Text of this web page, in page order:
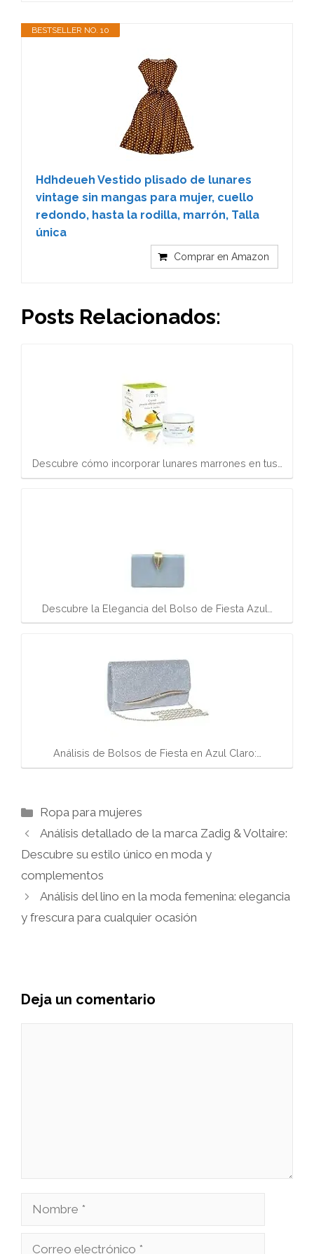
BESTSELLER NO. 10
Hdhdeueh Vestido plisado de lunares
vintage sin mangas para mujer, cuello
redondo, hasta la rodilla, marrón, Talla
única
Comprar en Amazon
Posts Relacionados:
Descubre cómo incorporar lunares marrones en tus…
Descubre la Elegancia del Bolso de Fiesta Azul…
Análisis de Bolsos de Fiesta en Azul Claro:…
Categorías
Ropa para mujeres
Análisis detallado de la marca Zadig & Voltaire:
Descubre su estilo único en moda y
complementos
Análisis del lino en la moda femenina: elegancia
y frescura para cualquier ocasión
Deja un comentario
Nombre
Correo